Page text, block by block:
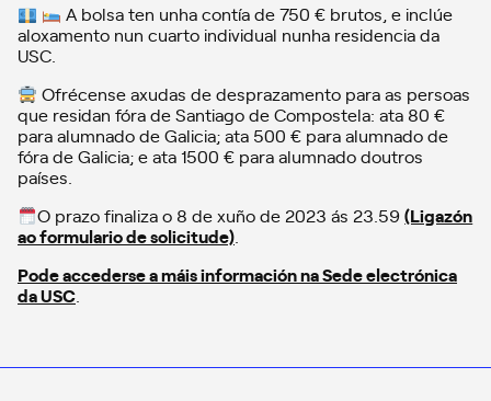
A bolsa ten unha contía de 750 € brutos, e inclúe
aloxamento nun cuarto individual nunha residencia da
USC.
Ofrécense axudas de desprazamento para as persoas
que residan fóra de Santiago de Compostela: ata 80 €
para alumnado de Galicia; ata 500 € para alumnado de
fóra de Galicia; e ata 1500 € para alumnado doutros
países.
O prazo finaliza o 8 de xuño de 2023 ás 23.59(Ligazón
ao formulario de solicitude)
Pode accederse a máis información na Sede electrónica
da USC